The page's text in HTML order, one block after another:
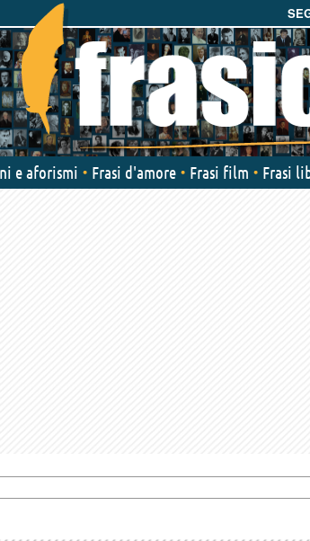
e aforismi Frasi d'amore Frasi film Frasi